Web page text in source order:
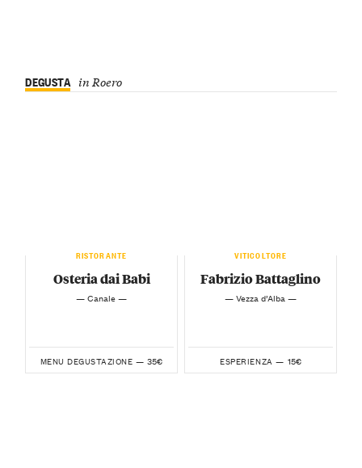
DEGUSTA in Roero
RISTORANTE
Osteria dai Babi
— Canale —
MENU DEGUSTAZIONE — 35€
VITICOLTORE
Fabrizio Battaglino
— Vezza d’Alba —
ESPERIENZA — 15€